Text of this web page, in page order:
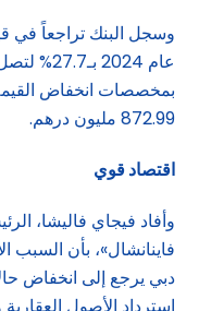
وسجل البنك تراجعاً في
872.99 مليون درهم.
اقتصاد قوي
وأفاد فيجاي فاليشا،
فاينانشال»، بأن
دبي يرجع إلى انخفاض
استرداد الأصول